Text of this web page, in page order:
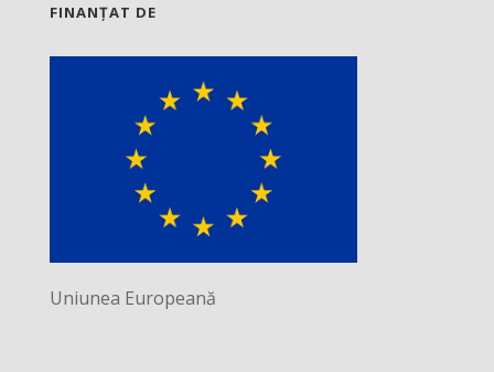
FINANȚAT DE
Uniunea Europeană